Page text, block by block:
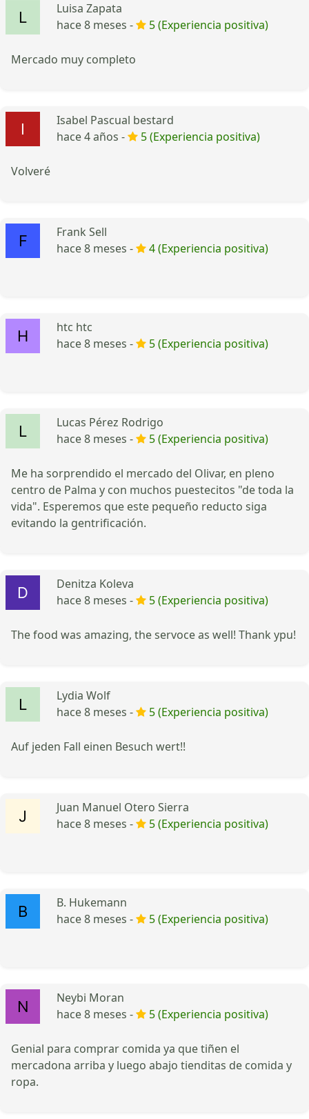
Luisa Zapata
hace 8 meses -
5 (Experiencia positiva)
Mercado muy completo
Isabel Pascual bestard
hace 4 años -
5 (Experiencia positiva)
Volveré
Frank Sell
hace 8 meses -
4 (Experiencia positiva)
htc htc
hace 8 meses -
5 (Experiencia positiva)
Lucas Pérez Rodrigo
hace 8 meses -
5 (Experiencia positiva)
Me ha sorprendido el mercado del Olivar, en pleno
centro de Palma y con muchos puestecitos "de toda la
vida". Esperemos que este pequeño reducto siga
evitando la gentrificación.
Denitza Koleva
hace 8 meses -
5 (Experiencia positiva)
The food was amazing, the servoce as well! Thank ypu!
Lydia Wolf
hace 8 meses -
5 (Experiencia positiva)
Auf jeden Fall einen Besuch wert!!
Juan Manuel Otero Sierra
hace 8 meses -
5 (Experiencia positiva)
B. Hukemann
hace 8 meses -
5 (Experiencia positiva)
Neybi Moran
hace 8 meses -
5 (Experiencia positiva)
Genial para comprar comida ya que tiñen el
mercadona arriba y luego abajo tienditas de comida y
ropa.